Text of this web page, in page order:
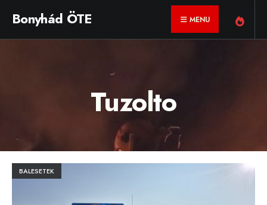
content
Bonyhád ÖTE MENU
Tuzolto
BALESETEK